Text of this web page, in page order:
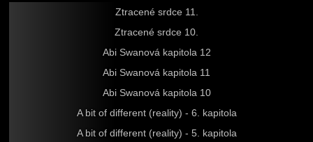
Ztracené srdce 11.
Ztracené srdce 10.
Abi Swanová kapitola 12
Abi Swanová kapitola 11
Abi Swanová kapitola 10
A bit of different (reality) - 6. kapitola
A bit of different (reality) - 5. kapitola